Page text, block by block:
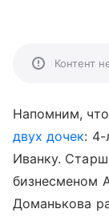
Контент
Напомним,
двух дочек: 4-
Иванку.
бизнесменом
Доманькова